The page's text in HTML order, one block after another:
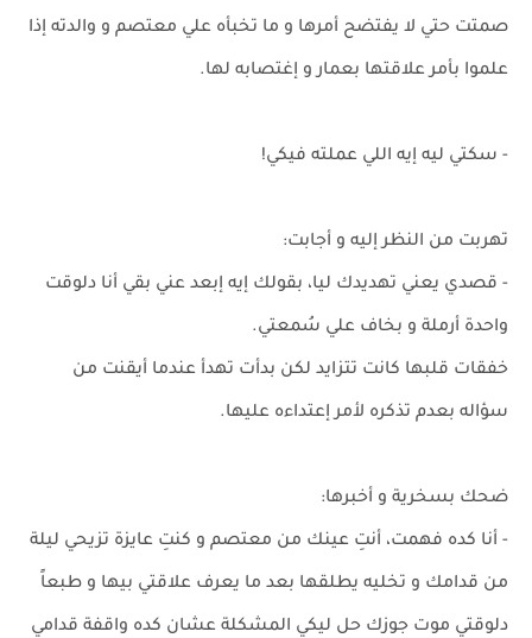
صمتت حتي لا يفتضح أمرها و ما تخبأه علي معتصم و والدته إذا
علموا بأمر علاقتها بعمار و إغتصابه لها.
- سكتي ليه إيه اللي عملته فيكي!
تهربت من النظر إليه و أجابت:
- قصدي يعني تهديدك ليا، بقولك إيه إبعد عني بقي أنا دلوقت
واحدة أرملة و بخاف علي سُمعتي.
خفقات قلبها كانت تتزايد لكن بدأت تهدأ عندما أيقنت من
سؤاله بعدم تذكره لأمر إعتداءه عليها.
ضحك بسخرية و أخبرها:
- أنا كده فهمت، أنتِ عينك من معتصم و كنتِ عايزة تزيحي ليلة
من قدامك و تخليه يطلقها بعد ما يعرف علاقتي بيها و طبعاً
دلوقتي موت جوزك حل ليكي المشكلة عشان كده واقفة قدامي